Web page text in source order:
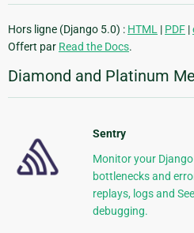
Hors ligne (Django 5.0) : HTML | PDF |
Offert par Read the Docs.
Diamond and Platinum
Sentry
Monitor your
bottlenecks and
replays, logs and
debugging.